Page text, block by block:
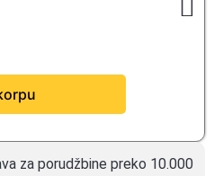
za porudžbine preko 10.000